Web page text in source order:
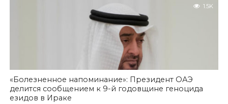
1.5K
«Болезненное напоминание»: Президент ОАЭ
делится сообщением к 9-й годовщине геноцида
езидов в Ираке